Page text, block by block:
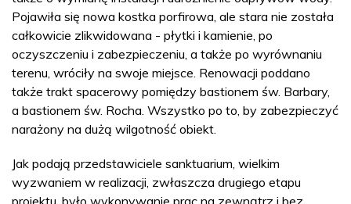
Pojawiła się nowa kostka porfirowa, ale stara nie została
całkowicie zlikwidowana - płytki i kamienie, po
oczyszczeniu i zabezpieczeniu, a także po wyrównaniu
terenu, wróciły na swoje miejsce. Renowacji poddano
także trakt spacerowy pomiędzy bastionem św. Barbary,
a bastionem św. Rocha. Wszystko po to, by zabezpieczyć
narażony na dużą wilgotność obiekt.
Jak podają przedstawiciele sanktuarium, wielkim
wyzwaniem w realizacji, zwłaszcza drugiego etapu
projektu, było wykonywanie prac na zewnątrz i bez